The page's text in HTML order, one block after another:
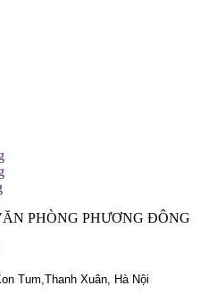
PHÒNG PHƯƠNG ĐÔNG
Tum,Thanh Xuân, Hà Nội